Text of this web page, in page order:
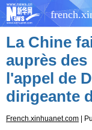
CHINE
AFRIQUE
CULTURE
La Chine
auprès
l'appel de
dirigeante
French.xinhuanet.com |